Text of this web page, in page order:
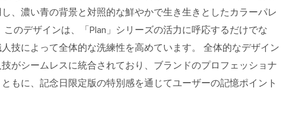
、濃い青の背景と対照的な鮮やかで生き生きとしたカラーパレ
このデザインは、「Plan」シリーズの活力に呼応するだけでな
技によって全体的な洗練性を高めています。 全体的なデザイン
がシームレスに統合されており、ブランドのプロフェッショナ
もに、記念日限定版の特別感を通じてユーザーの記憶ポイント